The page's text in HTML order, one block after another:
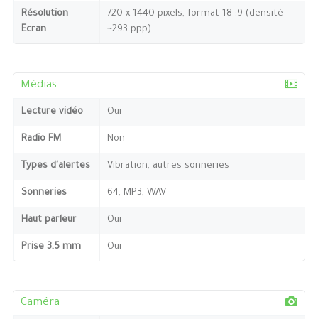
Résolution
Ecran
720 x 1440 pixels, format 18 :9 (densité
~293 ppp)
Médias
Lecture vidéo Oui
Radio FM Non
Types d'alertes Vibration, autres sonneries
Sonneries 64, MP3, WAV
Haut parleur Oui
Prise 3,5 mm Oui
Caméra